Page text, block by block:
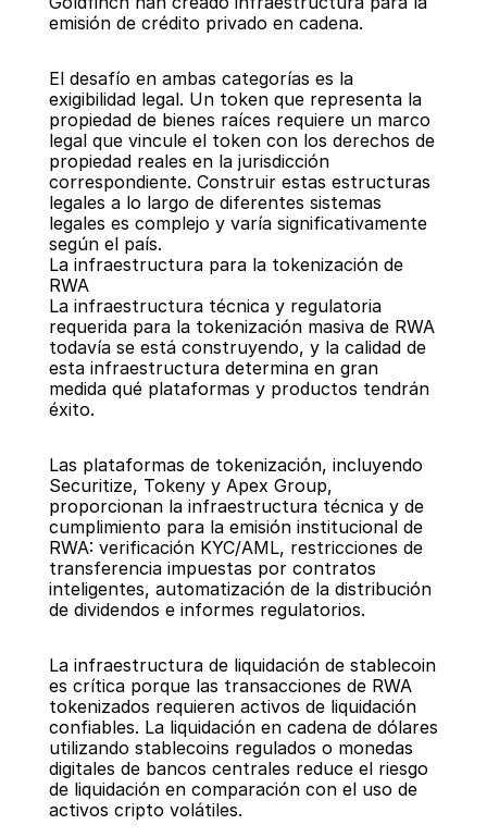
emisión de crédito privado en cadena.
El desafío en ambas categorías es la
exigibilidad legal. Un token que representa la
propiedad de bienes raíces requiere un marco
legal que vincule el token con los derechos de
propiedad reales en la jurisdicción
correspondiente. Construir estas estructuras
legales a lo largo de diferentes sistemas
legales es complejo y varía significativamente
según el país.
La infraestructura para la tokenización de
RWA
La infraestructura técnica y regulatoria
requerida para la tokenización masiva de RWA
todavía se está construyendo, y la calidad de
esta infraestructura determina en gran
medida qué plataformas y productos tendrán
éxito.
Las plataformas de tokenización, incluyendo
Securitize, Tokeny y Apex Group,
proporcionan la infraestructura técnica y de
cumplimiento para la emisión institucional de
RWA: verificación KYC/AML, restricciones de
transferencia impuestas por contratos
inteligentes, automatización de la distribución
de dividendos e informes regulatorios.
La infraestructura de liquidación de stablecoin
es crítica porque las transacciones de RWA
tokenizados requieren activos de liquidación
confiables. La liquidación en cadena de dólares
utilizando stablecoins regulados o monedas
digitales de bancos centrales reduce el riesgo
de liquidación en comparación con el uso de
activos cripto volátiles.